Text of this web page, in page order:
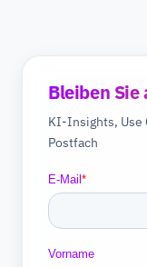
Bleiben Sie
KI-Insights, Use
Postfach